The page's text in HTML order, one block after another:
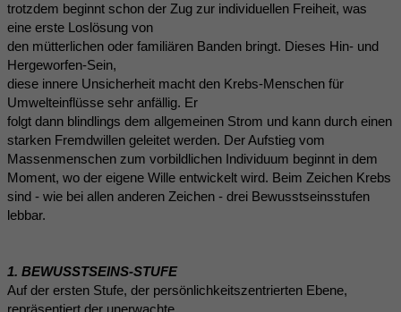
trotzdem beginnt schon der Zug zur individuellen Freiheit, was
eine erste Loslösung von
den mütterlichen oder familiären Banden bringt. Dieses Hin- und
Hergeworfen-Sein,
diese innere Unsicherheit macht den Krebs-Menschen für
Umwelteinflüsse sehr anfällig. Er
folgt dann blindlings dem allgemeinen Strom und kann durch einen
starken Fremdwillen geleitet werden. Der Aufstieg vom
Massenmenschen zum vorbildlichen Individuum beginnt in dem
Moment, wo der eigene Wille entwickelt wird. Beim Zeichen Krebs
sind - wie bei allen anderen Zeichen - drei Bewusstseinsstufen
lebbar.
1. BEWUSSTSEINS-STUFE
Auf der ersten Stufe, der persönlichkeitszentrierten Ebene,
repräsentiert der unerwachte